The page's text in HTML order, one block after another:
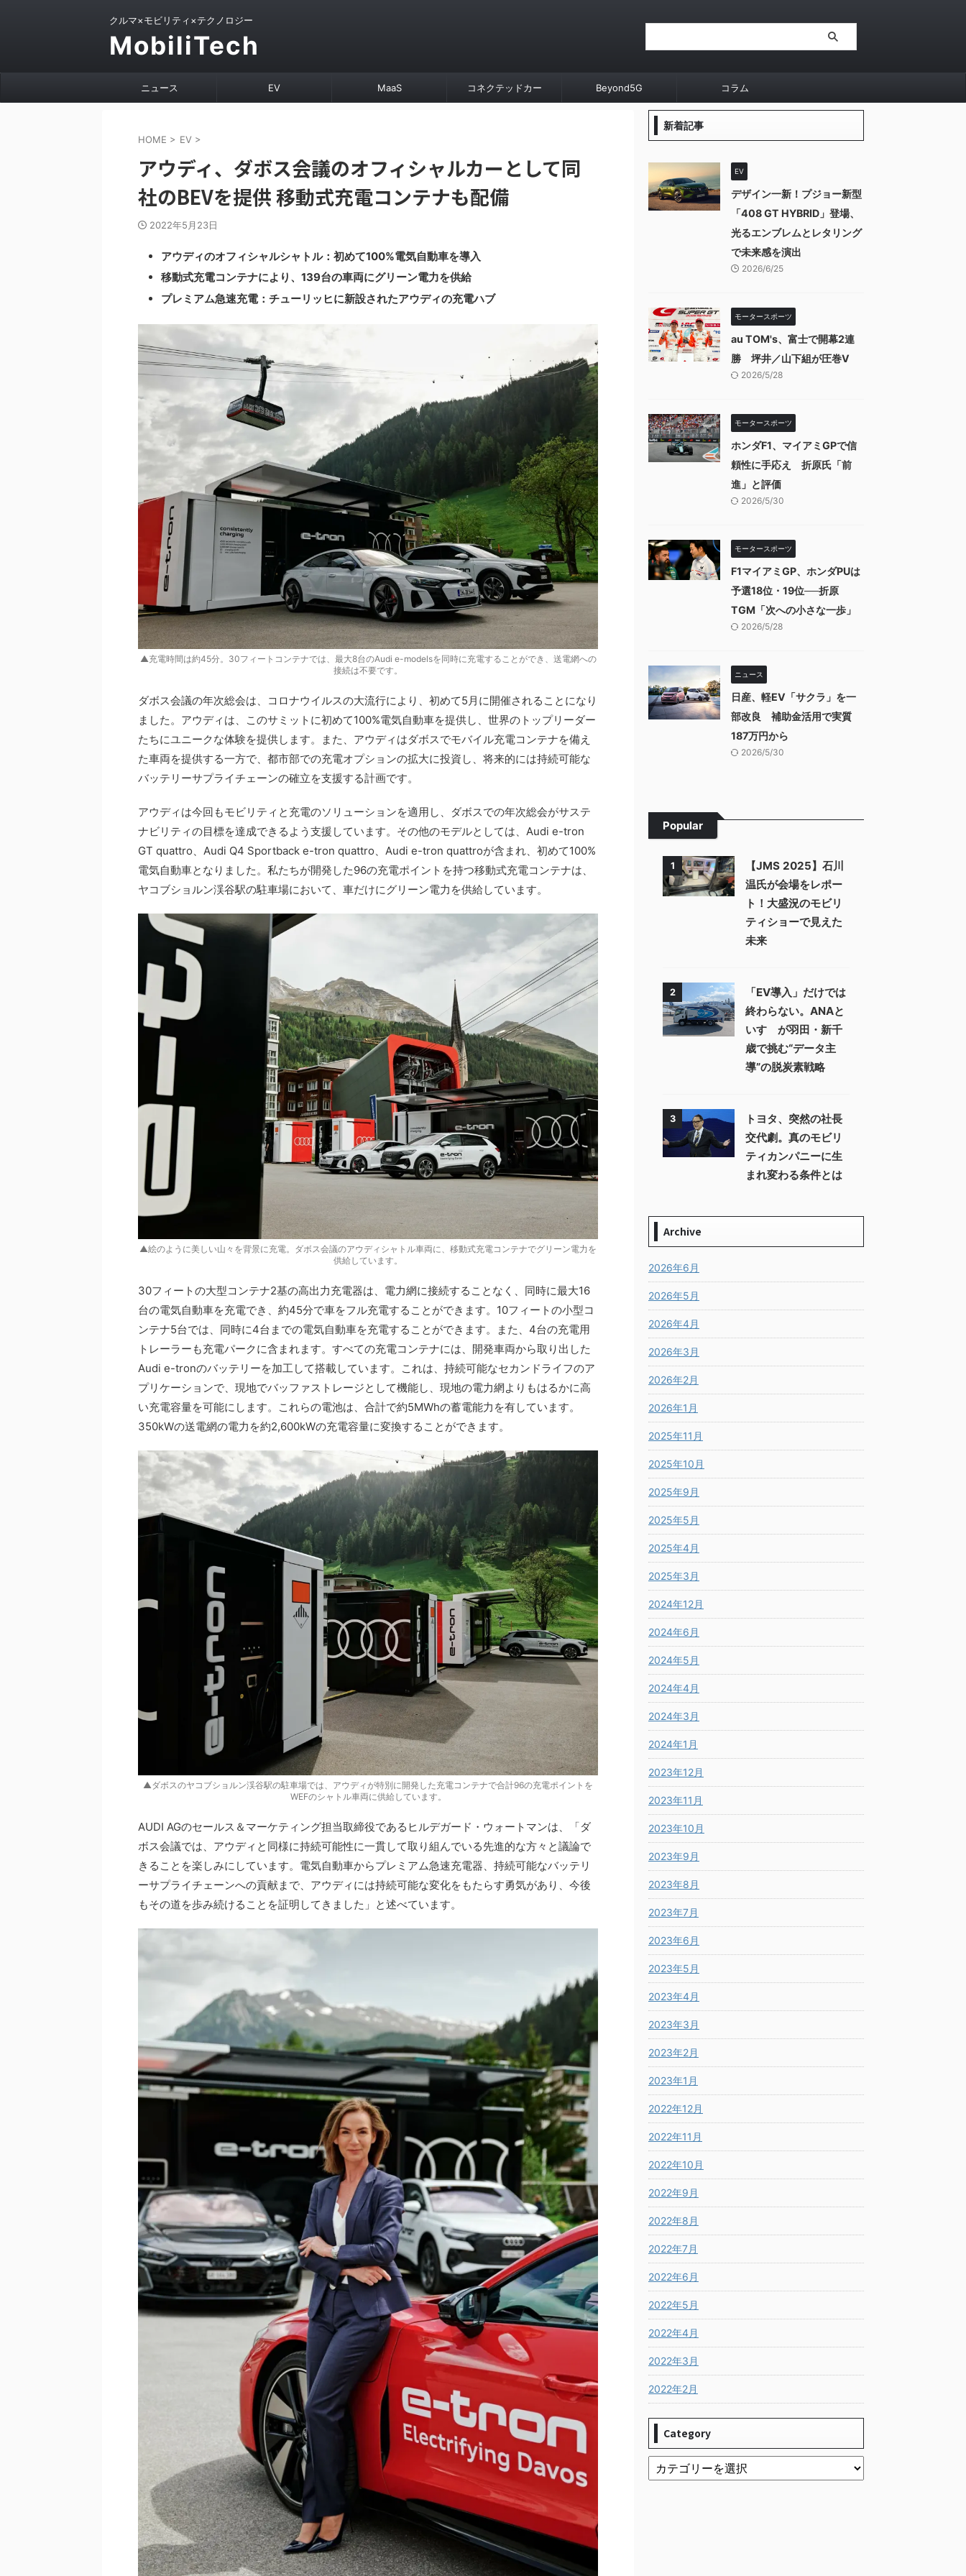
クルマ×モビリティ×テクノロジー
MobiliTech
ニュース EV MaaS コネクテッドカー Beyond5G コラム
HOME > EV >
アウディ、ダボス会議のオフィシャルカーとして同
社のBEVを提供 移動式充電コンテナも配備
2022年5月23日
アウディのオフィシャルシャトル：初めて100%電気自動車を導入
移動式充電コンテナにより、139台の車両にグリーン電力を供給
プレミアム急速充電：チューリッヒに新設されたアウディの充電ハブ
▲充電時間は約45分。30フィートコンテナでは、最大8台のAudi e-modelsを同時に充電することができ、送電網への
接続は不要です。
ダボス会議の年次総会は、コロナウイルスの大流行により、初めて5月に開催されることになり
ました。アウディは、このサミットに初めて100%電気自動車を提供し、世界のトップリーダー
たちにユニークな体験を提供します。また、アウディはダボスでモバイル充電コンテナを備え
た車両を提供する一方で、都市部での充電オプションの拡大に投資し、将来的には持続可能な
バッテリーサプライチェーンの確立を支援する計画です。
アウディは今回もモビリティと充電のソリューションを適用し、ダボスでの年次総会がサステ
ナビリティの目標を達成できるよう支援しています。その他のモデルとしては、Audi e-tron
GT quattro、Audi Q4 Sportback e-tron quattro、Audi e-tron quattroが含まれ、初めて100%
電気自動車となりました。私たちが開発した96の充電ポイントを持つ移動式充電コンテナは、
ヤコブショルン渓谷駅の駐車場において、車だけにグリーン電力を供給しています。
▲絵のように美しい山々を背景に充電。ダボス会議のアウディシャトル車両に、移動式充電コンテナでグリーン電力を
供給しています。
30フィートの大型コンテナ2基の高出力充電器は、電力網に接続することなく、同時に最大16
台の電気自動車を充電でき、約45分で車をフル充電することができます。10フィートの小型コ
ンテナ5台では、同時に4台までの電気自動車を充電することができます。また、4台の充電用
トレーラーも充電パークに含まれます。すべての充電コンテナには、開発車両から取り出した
Audi e-tronのバッテリーを加工して搭載しています。これは、持続可能なセカンドライフのア
プリケーションで、現地でバッファストレージとして機能し、現地の電力網よりもはるかに高
い充電容量を可能にします。これらの電池は、合計で約5MWhの蓄電能力を有しています。
350kWの送電網の電力を約2,600kWの充電容量に変換することができます。
▲ダボスのヤコブショルン渓谷駅の駐車場では、アウディが特別に開発した充電コンテナで合計96の充電ポイントを
WEFのシャトル車両に供給しています。
AUDI AGのセールス＆マーケティング担当取締役であるヒルデガード・ウォートマンは、「ダ
ボス会議では、アウディと同様に持続可能性に一貫して取り組んでいる先進的な方々と議論で
きることを楽しみにしています。電気自動車からプレミアム急速充電器、持続可能なバッテリ
ーサプライチェーンへの貢献まで、アウディには持続可能な変化をもたらす勇気があり、今後
もその道を歩み続けることを証明してきました」と述べています。
新着記事
EV
デザイン一新！プジョー新型
「408 GT HYBRID」登場、
光るエンブレムとレタリング
で未来感を演出
2026/6/25
モータースポーツ
au TOM's、富士で開幕2連
勝 坪井／山下組が圧巻V
2026/5/28
モータースポーツ
ホンダF1、マイアミGPで信
頼性に手応え 折原氏「前
進」と評価
2026/5/30
モータースポーツ
F1マイアミGP、ホンダPUは
予選18位・19位──折原
TGM「次への小さな一歩」
2026/5/28
ニュース
日産、軽EV「サクラ」を一
部改良 補助金活用で実質
187万円から
2026/5/30
Popular
1
【JMS 2025】石川
温氏が会場をレポー
ト！大盛況のモビリ
ティショーで見えた
未来
2
「EV導入」だけでは
終わらない。ANAと
いすゞが羽田・新千
歳で挑む“データ主
導”の脱炭素戦略
3
トヨタ、突然の社長
交代劇。真のモビリ
ティカンパニーに生
まれ変わる条件とは
Archive
2026年6月
2026年5月
2026年4月
2026年3月
2026年2月
2026年1月
2025年11月
2025年10月
2025年9月
2025年5月
2025年4月
2025年3月
2024年12月
2024年6月
2024年5月
2024年4月
2024年3月
2024年1月
2023年12月
2023年11月
2023年10月
2023年9月
2023年8月
2023年7月
2023年6月
2023年5月
2023年4月
2023年3月
2023年2月
2023年1月
2022年12月
2022年11月
2022年10月
2022年9月
2022年8月
2022年7月
2022年6月
2022年5月
2022年4月
2022年3月
2022年2月
Category